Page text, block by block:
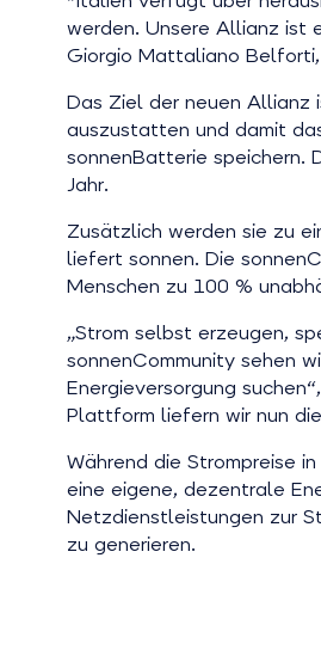
werden. Unsere Allianz ist
Giorgio Mattaliano Belforti,
Das Ziel der neuen Allianz
auszustatten und damit
sonnenBatterie speichern.
Jahr.
Zusätzlich werden sie zu
liefert sonnen. Die
Menschen zu 100 %
„Strom selbst erzeugen,
sonnenCommunity sehen
Energieversorgung
Plattform liefern wir nun
Während die Strompreise
eine eigene, dezentrale
Netzdienstleistungen zur
zu generieren.